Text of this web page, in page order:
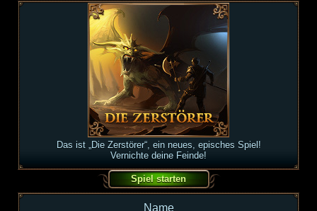
Das ist „Die Zerstörer“, ein neues, episches Spiel!
Vernichte deine Feinde!
Name